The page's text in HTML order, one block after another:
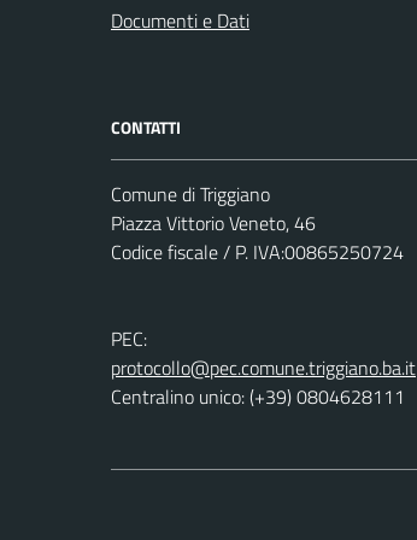
Documenti e Dati
CONTATTI
Comune di Triggiano
Piazza Vittorio Veneto, 46
Codice fiscale / P. IVA:00865250724
PEC:
protocollo@pec.comune.triggiano.ba.it
Centralino unico: (+39) 0804628111